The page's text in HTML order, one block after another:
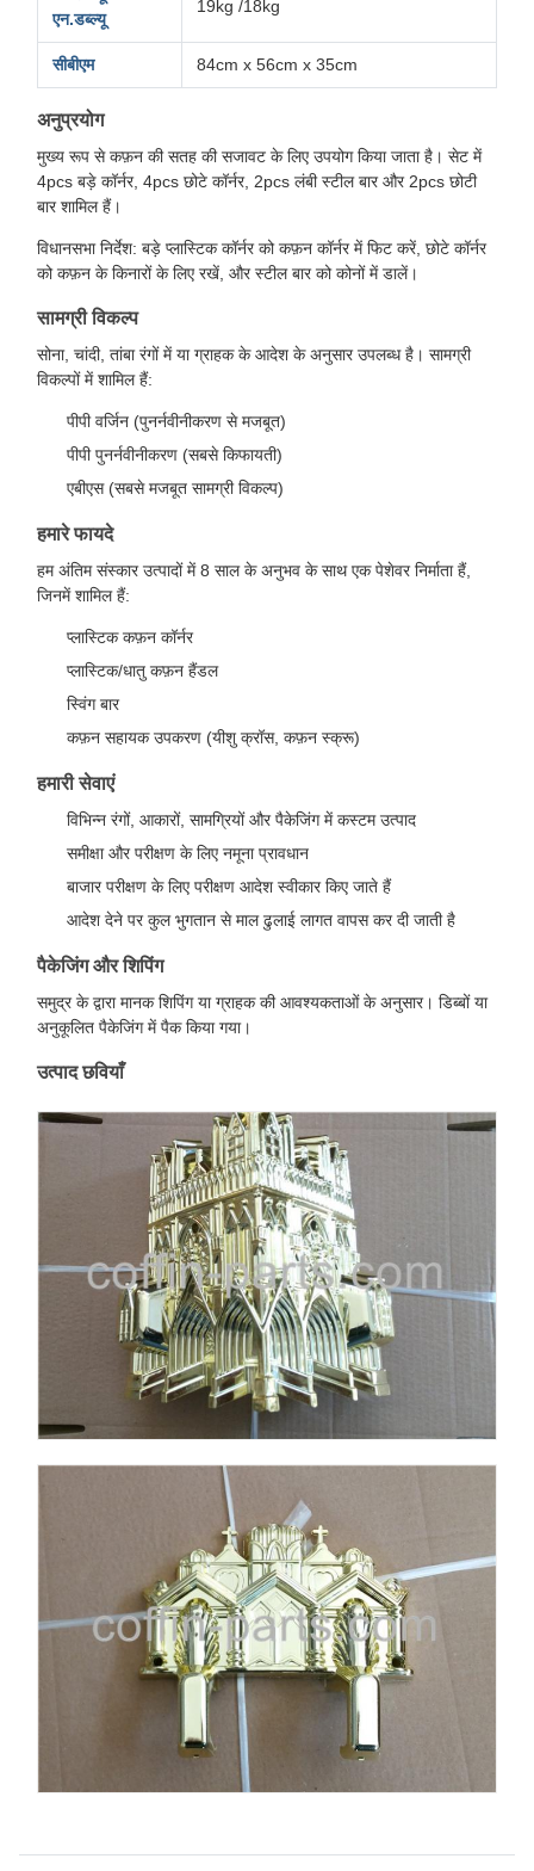
एन.डब्ल्यू
19kg /18kg
सीबीएम 84cm x 56cm x 35cm
अनुप्रयोग
मुख्य रूप से कफ़न की सतह की सजावट के लिए उपयोग किया जाता है। सेट में
4pcs बड़े कॉर्नर, 4pcs छोटे कॉर्नर, 2pcs लंबी स्टील बार और 2pcs छोटी
बार शामिल हैं।
विधानसभा निर्देश: बड़े प्लास्टिक कॉर्नर को कफ़न कॉर्नर में फिट करें, छोटे कॉर्नर
को कफ़न के किनारों के लिए रखें, और स्टील बार को कोनों में डालें।
सामग्री विकल्प
सोना, चांदी, तांबा रंगों में या ग्राहक के आदेश के अनुसार उपलब्ध है। सामग्री
विकल्पों में शामिल हैं:
पीपी वर्जिन (पुनर्नवीनीकरण से मजबूत)
पीपी पुनर्नवीनीकरण (सबसे किफायती)
एबीएस (सबसे मजबूत सामग्री विकल्प)
हमारे फायदे
हम अंतिम संस्कार उत्पादों में 8 साल के अनुभव के साथ एक पेशेवर निर्माता हैं,
जिनमें शामिल हैं:
प्लास्टिक कफ़न कॉर्नर
प्लास्टिक/धातु कफ़न हैंडल
स्विंग बार
कफ़न सहायक उपकरण (यीशु क्रॉस, कफ़न स्क्रू)
हमारी सेवाएं
विभिन्न रंगों, आकारों, सामग्रियों और पैकेजिंग में कस्टम उत्पाद
समीक्षा और परीक्षण के लिए नमूना प्रावधान
बाजार परीक्षण के लिए परीक्षण आदेश स्वीकार किए जाते हैं
आदेश देने पर कुल भुगतान से माल ढुलाई लागत वापस कर दी जाती है
पैकेजिंग और शिपिंग
समुद्र के द्वारा मानक शिपिंग या ग्राहक की आवश्यकताओं के अनुसार। डिब्बों या
अनुकूलित पैकेजिंग में पैक किया गया।
उत्पाद छवियाँ